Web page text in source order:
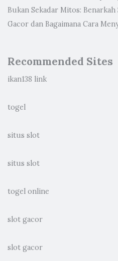
Bukan Sekadar Mitos:
Gacor dan Bagaimana Cara
Recommended Sites
ikan138 link
togel
situs slot
situs slot
togel online
slot gacor
slot gacor